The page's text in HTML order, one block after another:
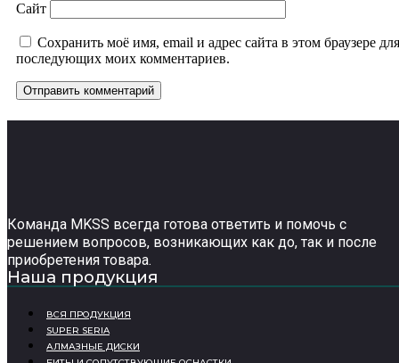
Сайт
Сохранить моё имя, email и адрес сайта в этом браузере для
последующих моих комментариев.
Команда MKSS всегда готова ответить и помочь с
решением вопросов, возникающих как до, так и после
приобретения товара.
Наша продукция
ВСЯ ПРОДУКЦИЯ
SUPER SERIA
АЛМАЗНЫЕ ДИСКИ